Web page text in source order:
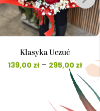
Klasyka Uczuć
139,00 zł – 295,00 zł